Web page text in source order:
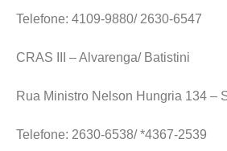
Telefone: 4109-9880/ 2630-6547
CRAS III – Alvarenga/ Batistini
Rua Ministro Nelson Hungria 134 –
Telefone: 2630-6538/ *4367-2539